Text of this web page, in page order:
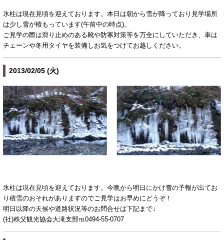
氷柱は現在見頃を迎えております。本日は朝から雪が降っており見学場所
は少し雪が積もっています(午前中の時点)。
ご見学の際は滑り止めのある靴や防寒対策等を万全にしていただき、車は
チェーンや冬用タイヤを装備しお気をつけてお越しください。
2013/02/05 (火)
氷柱は現在見頃を迎えております。今晩から明日にかけ雪の予報が出てお
り積雪のおそれがありますのでご見学はお早めにどうぞ！
明日以降の天候や道路状況等のお問合せは下記まで↓
(社)秩父観光協会大滝支部℡0494-55-0707